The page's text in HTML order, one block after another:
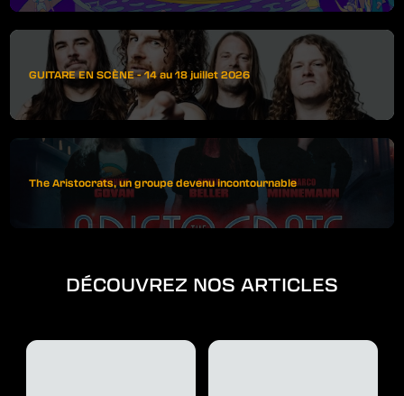
GUITARE EN SCÈNE - 14 au 18 juillet 2026
The Aristocrats, un groupe devenu incontournable
DÉCOUVREZ NOS ARTICLES